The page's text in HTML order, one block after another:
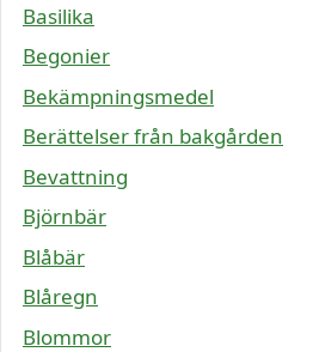
Basilika
Begonier
Bekämpningsmedel
Berättelser från bakgården
Bevattning
Björnbär
Blåbär
Blåregn
Blommor